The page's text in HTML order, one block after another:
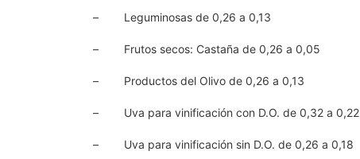
– Leguminosas de 0,26 a 0,13
– Frutos secos: Castaña de 0,26 a 0,05
– Productos del Olivo de 0,26 a 0,13
– Uva para vinificación con D.O. de 0,32 a 0,22
– Uva para vinificación sin D.O. de 0,26 a 0,18